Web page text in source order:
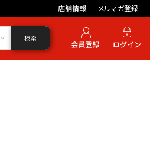
店舗情報 メルマガ登録
検索